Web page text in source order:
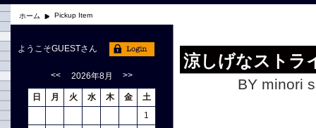
ホーム Pickup Item
涼しげなストラ
BY minori
ようこそGUESTさん
<< 2026年8月 >>
日 月 火 水 木 金
土
1